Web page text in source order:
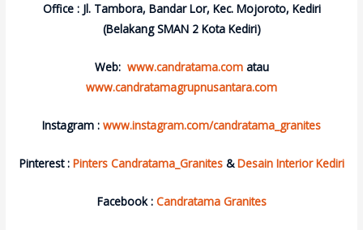
Office : Jl. Tambora, Bandar Lor, Kec. Mojoroto, Kediri
(Belakang SMAN 2 Kota Kediri)
Web: www.candratama.com atau
www.candratamagrupnusantara.com
Instagram : www.instagram.com/candratama_granites
Pinterest : Pinters Candratama_Granites &Desain Interior Kediri
Facebook : Candratama Granites